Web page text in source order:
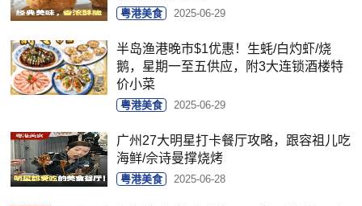
粤港美食 2025-06-29
半岛渔港晚市$1优惠！生蚝/白灼虾/烧
鹅，星期一至五供应，附3大连锁酒楼特
价小菜
粤港美食 2025-06-29
广州27大明星打卡餐厅攻略，跟容祖儿吃
海鲜/佘诗曼撑烧烤
粤港美食 2025-06-28